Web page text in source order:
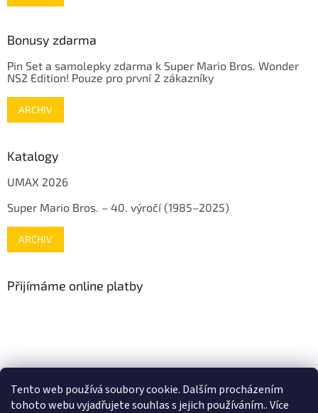
Tento web používá soubory cookie. Dalším procházením
tohoto webu vyjadřujete souhlas s jejich používáním.. Více
Bonusy zdarma
Pin Set a samolepky zdarma k Super Mario Bros. Wonder
NS2 Edition! Pouze pro první 2 zákazníky
ARCHIV
Katalogy
UMAX 2026
Super Mario Bros. – 40. výročí (1985–2025)
ARCHIV
Přijímáme online platby
www.fleg.cz